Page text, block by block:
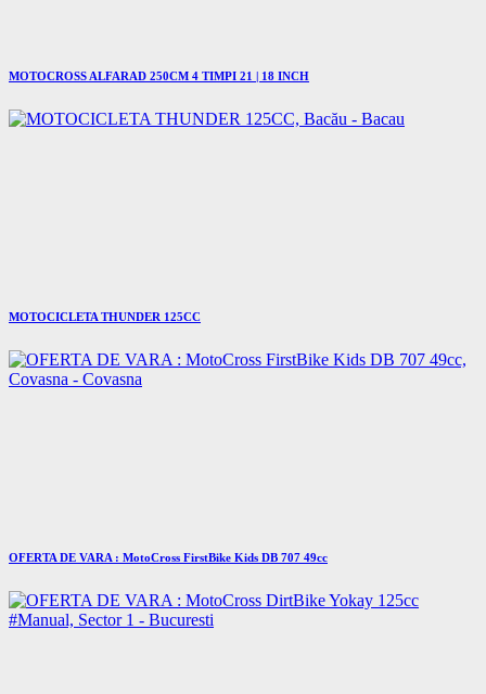
MOTOCROSS ALFARAD 250CM 4 TIMPI 21 | 18 INCH
MOTOCICLETA THUNDER 125CC
OFERTA DE VARA : MotoCross FirstBike Kids DB 707 49cc